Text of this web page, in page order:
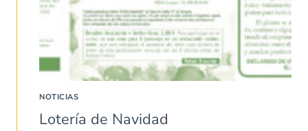
NOTICIAS
Lotería de Navidad